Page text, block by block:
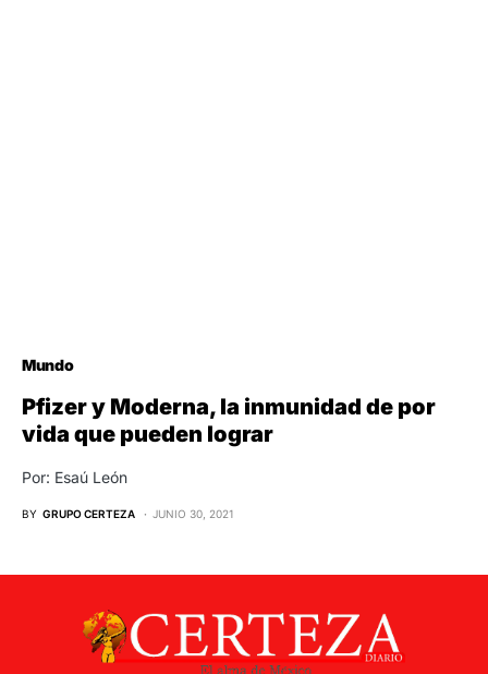
Mundo
Pfizer y Moderna, la inmunidad de por
vida que pueden lograr
Por: Esaú León
BY GRUPO CERTEZA JUNIO 30, 2021